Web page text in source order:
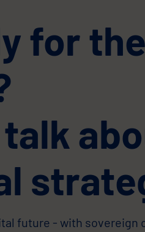
for
talk
future - with